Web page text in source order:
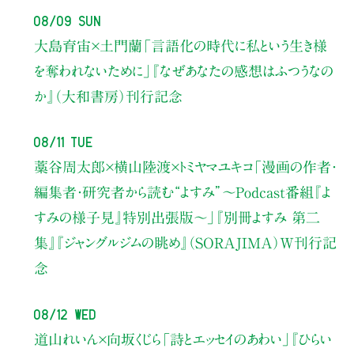
08/09 Sun
大島育宙×土門蘭 「言語化の時代に私という生き様
を奪われないために」
『なぜあなたの感想はふつうなの
か』（大和書房）刊行記念
08/11 Tue
藁谷周太郎×横山陸渡×トミヤマユキコ「漫画の作者・
編集者・研究者から読む“よすみ” 〜Podcast番組『よ
すみの様子見』特別出張版〜」
『別冊よすみ 第二
集』『ジャングルジムの眺め』（SORAJIMA）W刊行記
念
08/12 Wed
道山れいん×向坂くじら 「詩とエッセイのあわい」
『ひらい